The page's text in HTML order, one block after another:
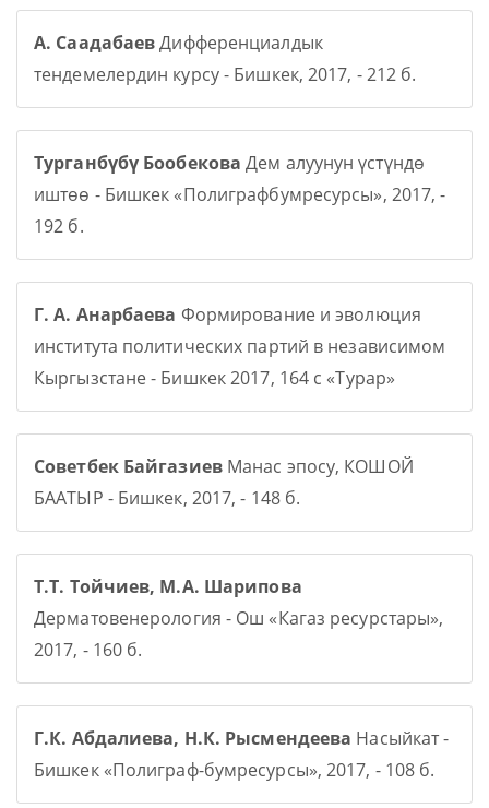
А. СаадабаевДифференциалдык
тендемелердин курсу - Бишкек, 2017, - 212 б.
Турганбүбү Бообекова Дем алуунун үстүндө
иштөө - Бишкек «Полиграфбумресурсы», 2017, -
192 б.
Г. А. Анарбаева Формирование и эволюция
института политических партий в независимом
Кыргызстане - Бишкек 2017, 164 с «Турар»
Советбек БайгазиевМанас эпосу, КОШОЙ
БААТЫР - Бишкек, 2017, - 148 б.
Т.Т. Тойчиев, М.А. Шарипова
Дерматовенерология - Ош «Кагаз ресурстары»,
2017, - 160 б.
Г.К. Абдалиева, Н.К. Рысмендеева Насыйкат -
Бишкек «Полиграф-бумресурсы», 2017, - 108 б.